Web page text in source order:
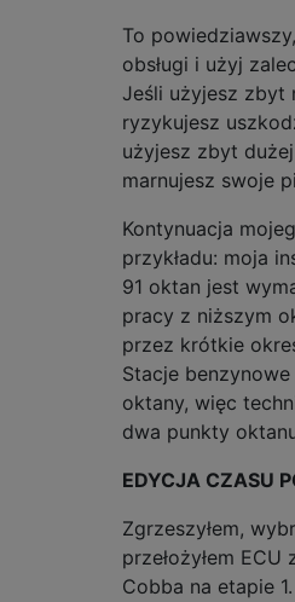
To
obsługi i użyj
Jeśli użyjesz zbyt
ryzykujesz
użyjesz zbyt
marnujesz swoje
Kontynuacja
przykładu: moja
91 oktan jest
pracy z niższym
przez krótkie
Stacje
oktany, więc
dwa punkty
EDYCJA CZASU
Zgrzeszyłem,
przełożyłem
Cobba na etapie